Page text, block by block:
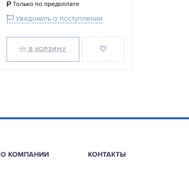
Только по предоплате
Уведомить о поступлении
В КОРЗИНУ
О КОМПАНИИ КОНТАКТЫ